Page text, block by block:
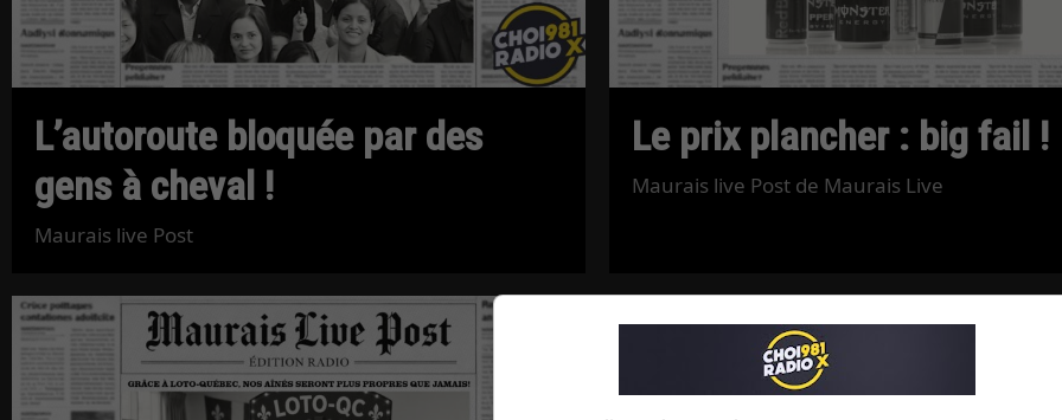
L’autoroute bloquée par des
gens à cheval !
Maurais live Post
Le prix plancher : big fail !
Maurais live Post de Maurais Live